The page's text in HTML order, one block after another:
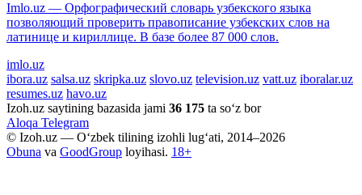
Imlo.uz — Орфографический словарь узбекского языка
позволяющий проверить правописание узбекских слов на
латинице и кириллице. В базе более 87 000 слов.
imlo.uz
ibora.uz salsa.uz skripka.uz slovo.uz television.uz vatt.uz iboralar.uz
resumes.uz havo.uz
Izoh.uz saytining bazasida jami 36 175 ta so‘z bor
Aloqa Telegram
© Izoh.uz — O‘zbek tilining izohli lug‘ati, 2014–2026
Obuna va GoodGroup loyihasi. 18+